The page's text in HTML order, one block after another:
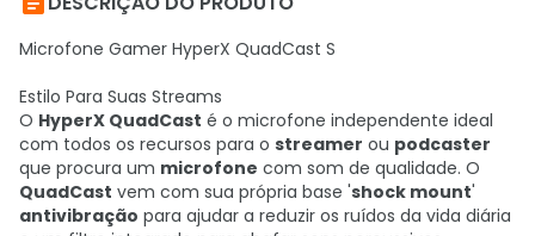
Microfone Gamer HyperX QuadCast S
Estilo Para Suas Streams
O HyperX QuadCast é o microfone independente ideal
com todos os recursos para o streamer ou podcaster
que procura um microfone com som de qualidade. O
QuadCast vem com sua própria base 'shock mount'
antivibração para ajudar a reduzir os ruídos da vida diária